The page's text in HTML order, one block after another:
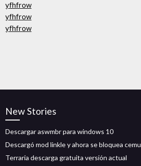
yfhfrow
yfhfrow
yfhfrow
New Stories
Descargar aswmbr para windows 10
Descargó mod linkle y ahora se bloquea cemu
Terraria descarga gratuita versión actual